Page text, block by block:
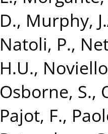
D., Murphy,
Natoli, P.,
H.U.,
Osborne, S.,
Pajot, F.,